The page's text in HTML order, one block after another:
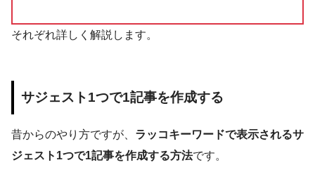
それぞれ詳しく解説します。
サジェスト1つで1記事を作成する
昔からのやり方ですが、 ラッコキーワードで表示されるサ
ジェスト1つで1記事を作成する方法です。